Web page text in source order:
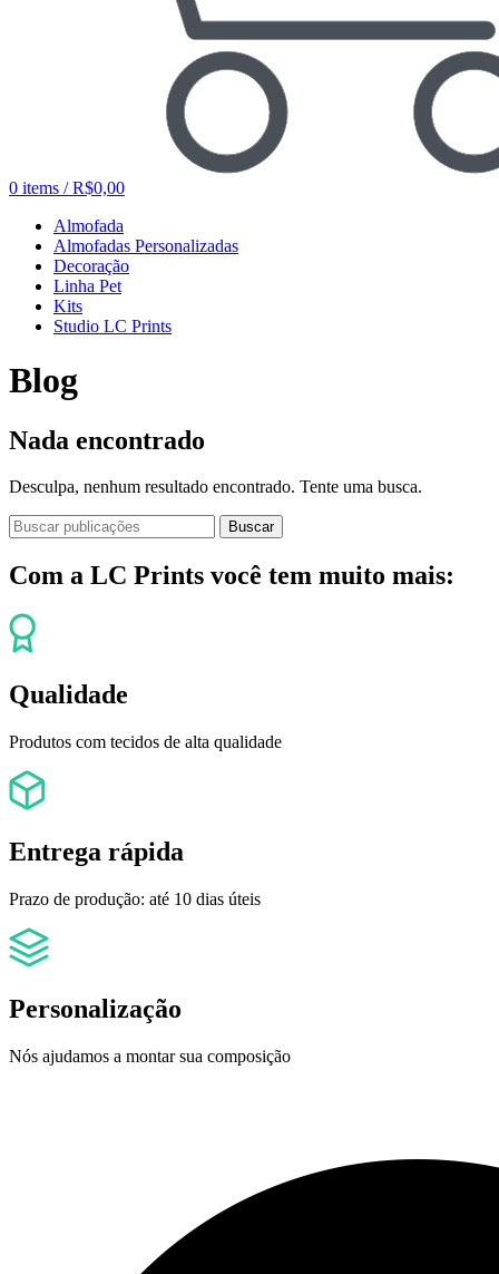
0 items / R$0,00
Almofada
Almofadas Personalizadas
Decoração
Linha Pet
Kits
Studio LC Prints
Blog
Nada encontrado
Desculpa, nenhum resultado encontrado. Tente uma busca.
Buscar
Com a LC Prints você tem muito mais:
Qualidade
Produtos com tecidos de alta qualidade
Entrega rápida
Prazo de produção: até 10 dias úteis
Personalização
Nós ajudamos a montar sua composição